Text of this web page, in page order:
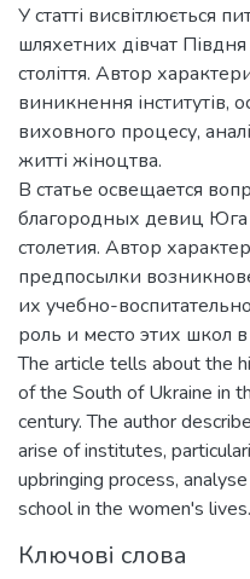
У статті висвітлюється
шляхетних дівчат
століття. Автор
виникнення інститутів,
виховного процесу,
житті жіноцтва.
В статье освещается
благородных девиц Юга
столетия. Автор
предпосылки
их учебно-
роль и место этих
The article tells about the
of the South of Ukraine in
century. The author
arise of institutes,
upbringing process,
school in the women's lives.
Ключові слова